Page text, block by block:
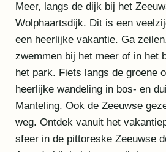
Meer, langs de dijk bij het
Wolphaartsdijk. Dit is een
een heerlijke vakantie. Ga
zwemmen bij het meer of in het
het park. Fiets langs de groene
heerlijke wandeling in bos- en
Manteling. Ook de Zeeuwse
weg. Ontdek vanuit het
sfeer in de pittoreske Zeeuwse